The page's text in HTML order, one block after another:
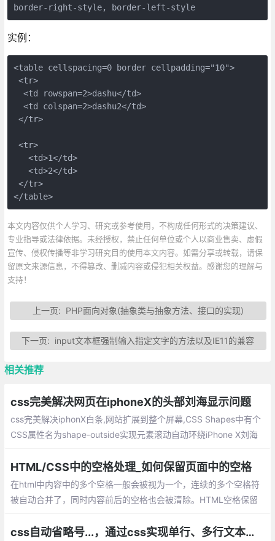
border-right-style, border-left-style
实例：
<table cellspacing=0 border cellpadding="10">
<tr>
  <td rowspan=2>dashu</td>
  <td colspan=2>dashu2</td>
</tr>
<tr>
   <td>1</td>
   <td>2</td>
</tr>
</table>
本文内容仅供个人学习、研究或参考使用，不构成任何形式的决策建议、
专业指导或法律依据。未经授权，禁止任何单位或个人以商业售卖、虚假
宣传、侵权传播等非学习研究目的使用本文内容。如需分享或转载，请保
留原文来源信息，不得篡改、删减内容或侵犯相关权益。感谢您的理解与
支持！
上一页: PHP面向对象(抽象类与抽象方法、接口的实现)
下一页: input文本框强制输入指定文字的方法以及IE11的兼容
相关推荐
css完美解决网页在iphoneX的头部刘海显示问题
css完美解决iphonX白条,网站扩展到整个屏幕,CSS Shapes中有个
CSS属性名为shape-outside实现元素滚动自动环绕iPhone X刘海
HTML/CSS中的空格处理_如何保留页面中的空格
在html中内容中的多个空格一般会被视为一个，连续的多个空格符
被自动合并了，同时内容前后的空格也会被清除。HTML空格保留
css自动省略号...，通过css实现单行、多行文本溢出显示省略号